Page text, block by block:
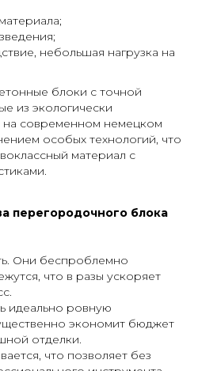
небольшая нагрузка на
блоки с точной
из экологически
на современном немецком
особых технологий, что
материал с
перегородочного блока
Они беспроблемно
что в разы ускоряет
идеально ровную
экономит бюджет
отделки.
что позволяет без